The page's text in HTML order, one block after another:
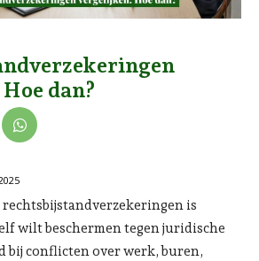
dan?
is
wilt beschermen tegen juridische
bij conflicten over werk, buren,